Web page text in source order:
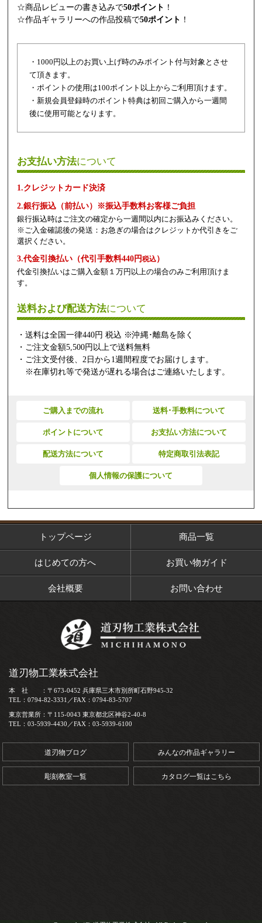
☆商品レビューの書き込みで50ポイント ！
☆作品ギャラリーへの作品投稿で50ポイント ！
・1000円以上のお買い上げ時のみポイント付与対象とさせ
て頂きます。
・ポイントの使用は100ポイント以上からご利用頂けます。
・新規会員登録時のポイント特典は初回ご購入から一週間
後に使用可能となります。
お支払い方法について
1.クレジットカード決済
2.銀行振込（前払い）※振込手数料お客様ご負担
銀行振込時はご注文の確定から一週間以内にお振込みください。
※ご入金確認後の発送：お急ぎの場合はクレジットか代引きをご
選択ください。
3.代金引換払い（代引手数料440円税込）
代金引換払いはご購入金額１万円以上の場合のみご利用頂けま
す。
送料および配送方法について
・送料は全国一律440円 税込 ※沖縄･離島を除く
・ご注文金額5,500円以上で送料無料
・ご注文受付後、2日から1週間程度でお届けします。
※在庫切れ等で発送が遅れる場合はご連絡いたします。
ご購入までの流れ 送料･手数料について
ポイントについて お支払い方法について
配送方法について 特定商取引法表記
個人情報の保護について
トップページ 商品一覧
はじめての方へ お買い物ガイド
会社概要 お問い合わせ
道刃物工業株式会社
本 社 ：〒673-0452 兵庫県三木市別所町石野945-32
TEL：0794-82-3331／FAX：0794-83-5707
東京営業所：〒115-0043 東京都北区神谷2-40-8
TEL：03-5939-4430／FAX：03-5939-6100
道刃物ブログ みんなの作品ギャラリー
彫刻教室一覧 カタログ一覧はこちら